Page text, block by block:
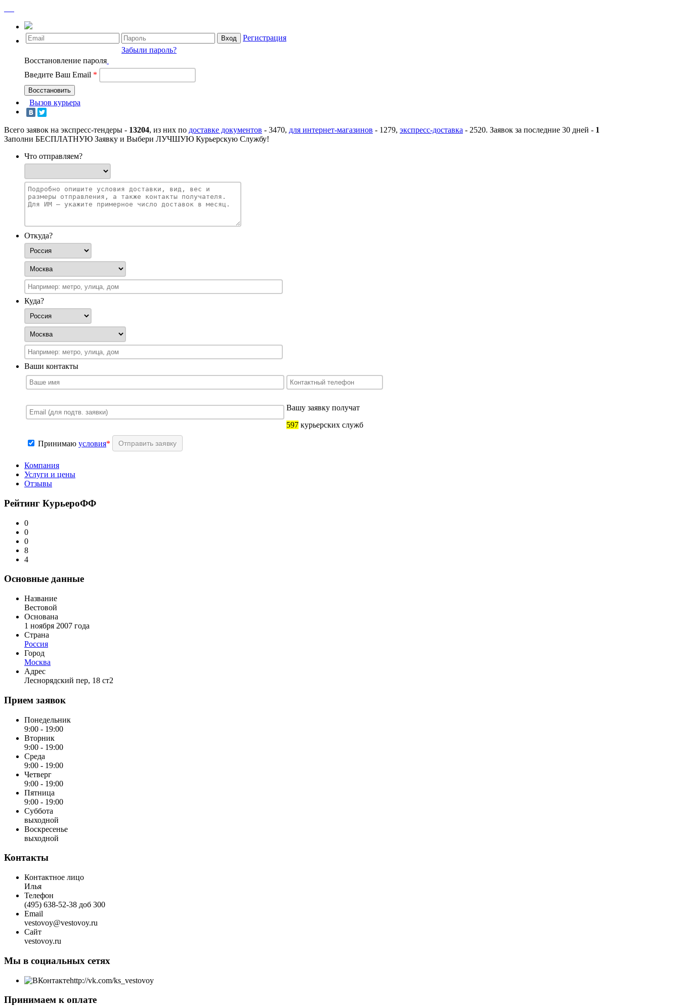
Регистрация
Забыли пароль?
Восстановление пароля
Введите Ваш Email *
Вызов курьера
Всего заявок на экспресс-тендеры - 13204, из них по доставке документов - 3470, для интернет-магазинов - 1279, экспресс-доставка - 2520. Заявок за последние 30 дней - 1
Заполни БЕСПЛАТНУЮ Заявку и Выбери ЛУЧШУЮ Курьерскую Службу!
Что отправляем?
Откуда?
Куда?
Ваши контакты
Вашу заявку получат
597 курьерских служб
Принимаю условия*
Компания
Услуги и цены
Отзывы
Рейтинг КурьероФФ
0
0
0
8
4
Основные данные
Название
Вестовой
Основана
1 ноября 2007 года
Страна
Россия
Город
Москва
Адрес
Леснорядский пер, 18 ст2
Прием заявок
Понедельник
9:00 - 19:00
Вторник
9:00 - 19:00
Среда
9:00 - 19:00
Четверг
9:00 - 19:00
Пятница
9:00 - 19:00
Суббота
выходной
Воскресенье
выходной
Контакты
Контактное лицо
Илья
Телефон
(495) 638-52-38 доб 300
Email
vestovoy@vestovoy.ru
Сайт
vestovoy.ru
Мы в социальных сетях
http://vk.com/ks_vestovoy
Принимаем к оплате